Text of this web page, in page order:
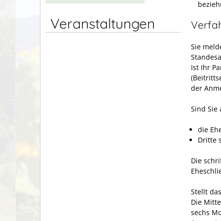
Veranstaltungen
Sie
Ist Ihr
der
Sind Sie
die
Dritte
Die
Stellt
Die
sechs